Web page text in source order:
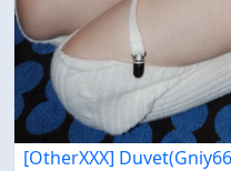
[OtherXXX]